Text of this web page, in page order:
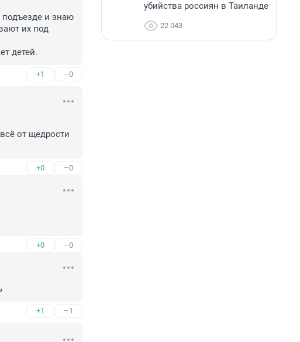
и знаю
их под
детей.
+1 –0
от щедрости
+0 –0
+0 –0
+1 –1
убийства россиян в Таиланде
22 043